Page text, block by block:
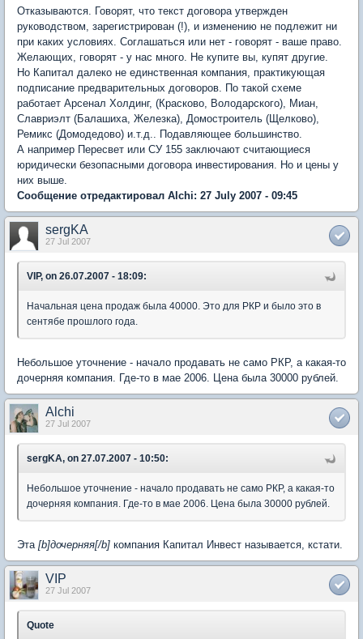
Отказываются. Говорят, что текст договора утвержден
руководством, зарегистрирован (!), и изменению не подлежит ни
при каких условиях. Соглашаться или нет - говорят - ваше право.
Желающих, говорят - у нас много. Не купите вы, купят другие.
Но Капитал далеко не единственная компания, практикующая
подписание предварительных договоров. По такой схеме
работает Арсенал Холдинг, (Красково, Володарского), Миан,
Славриэлт (Балашиха, Железка), Домостроитель (Щелково),
Ремикс (Домодедово) и.т.д.. Подавляющее большинство.
А например Пересвет или СУ 155 заключают считающиеся
юридически безопасными договора инвестирования. Но и цены у
них выше.
Сообщение отредактировал Alchi: 27 July 2007 - 09:45
sergKA
27 Jul 2007
VIP, on 26.07.2007 - 18:09:
Начальная цена продаж была 40000. Это для РКР и было это в
сентябе прошлого года.
Небольшое уточнение - начало продавать не само РКР, а какая-то
дочерняя компания. Где-то в мае 2006. Цена была 30000 рублей.
Alchi
27 Jul 2007
sergKA, on 27.07.2007 - 10:50:
Небольшое уточнение - начало продавать не само РКР, а какая-то
дочерняя компания. Где-то в мае 2006. Цена была 30000 рублей.
Эта [b]дочерняя[/b] компания Капитал Инвест называется, кстати.
VIP
27 Jul 2007
Quote